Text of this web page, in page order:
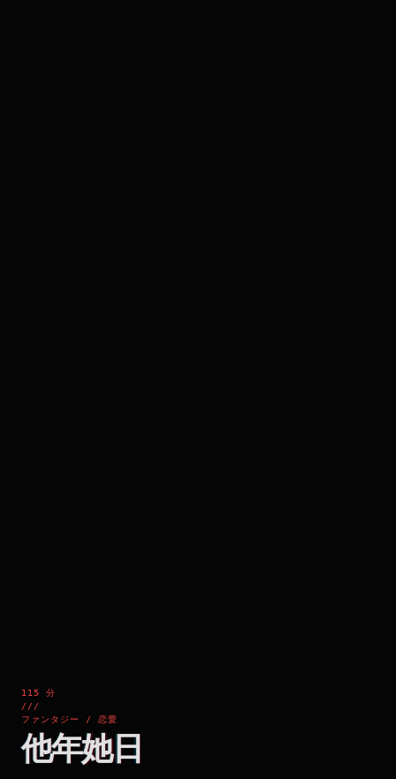
115 分
///
ファンタジー / 恋愛
他年她日